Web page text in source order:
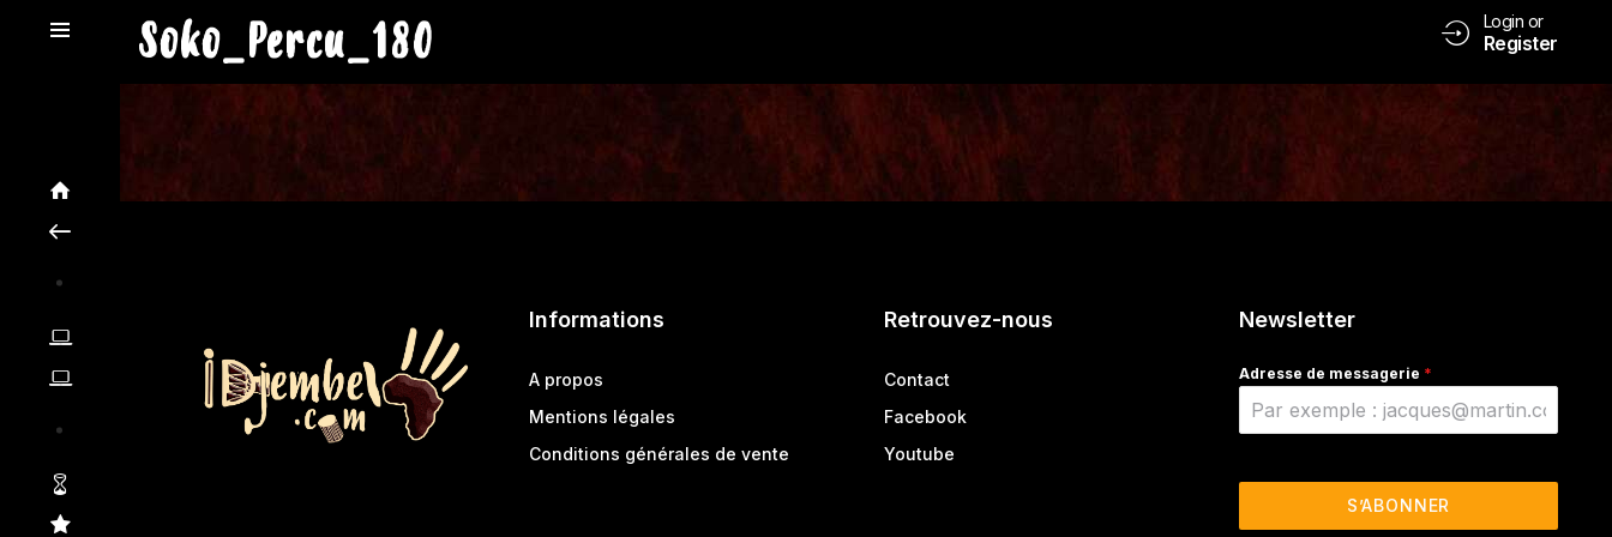
Soko_Percu_180 Login or
Register
Informations
A propos
Mentions légales
Conditions générales de vente
Retrouvez-nous
Contact
Facebook
Youtube
Newsletter
Adresse de messagerie *
S’ABONNER